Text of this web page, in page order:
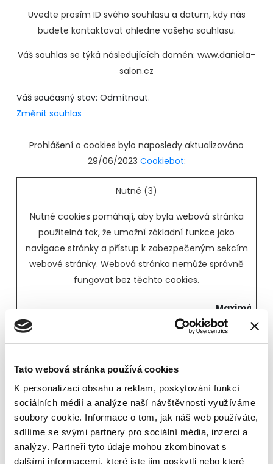
Tato webová stránka používá cookies
K personalizaci obsahu a reklam, poskytování funkcí
sociálních médií a analýze naší návštěvnosti využíváme
soubory cookie. Informace o tom, jak náš web používáte,
sdílíme se svými partnery pro sociální média, inzerci a
analýzy. Partneři tyto údaje mohou zkombinovat s
dalšími informacemi, které jste jim poskytli nebo které
Uvedte prosím ID svého souhlasu a datum, kdy nás
budete kontaktovat ohledne vašeho souhlasu.
Váš souhlas se týká následujících domén: www.daniela-
salon.cz
Váš současný stav: Odmítnout.
Změnit souhlas
Prohlášení o cookies bylo naposledy aktualizováno
29/06/2023 Cookiebot:
Nutné (3)
Nutné cookies pomáhají, aby byla webová stránka
použitelná tak, že umožní základní funkce jako
navigace stránky a přístup k zabezpečeným sekcím
webové stránky. Webová stránka nemůže správně
fungovat bez těchto cookies.
Jméno
Maximální
doba
state for the
current domain
rc::a Google
This cookie is used
to distinguish
Trvalé